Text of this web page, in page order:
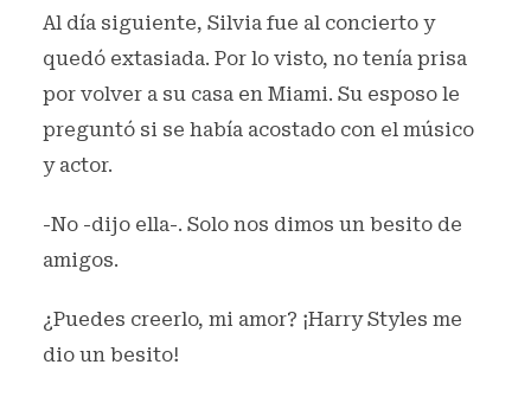
Al día siguiente, Silvia fue al concierto y
quedó extasiada. Por lo visto, no tenía prisa
por volver a su casa en Miami. Su esposo le
preguntó si se había acostado con el músico
y actor.
-No -dijo ella-. Solo nos dimos un besito de
amigos.
¿Puedes creerlo, mi amor? ¡Harry Styles me
dio un besito!